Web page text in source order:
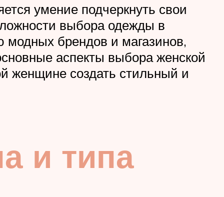
умение подчеркнуть свои
выбора одежды в
модных брендов и магазинов,
аспекты выбора женской
женщине создать стильный и
и типа